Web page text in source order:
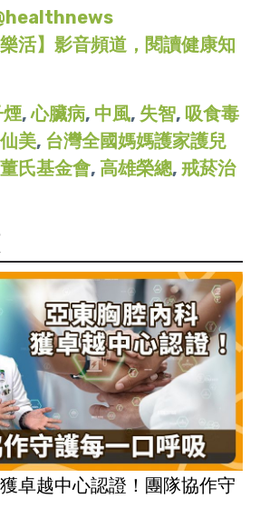
活】影音頻道，閱讀健康知
煙,心臟病, 中風, 失智, 吸食毒
美, 台灣全國媽媽護家護兒
董氏基金會, 高雄榮總, 戒菸治
卓越中心認證！團隊協作守